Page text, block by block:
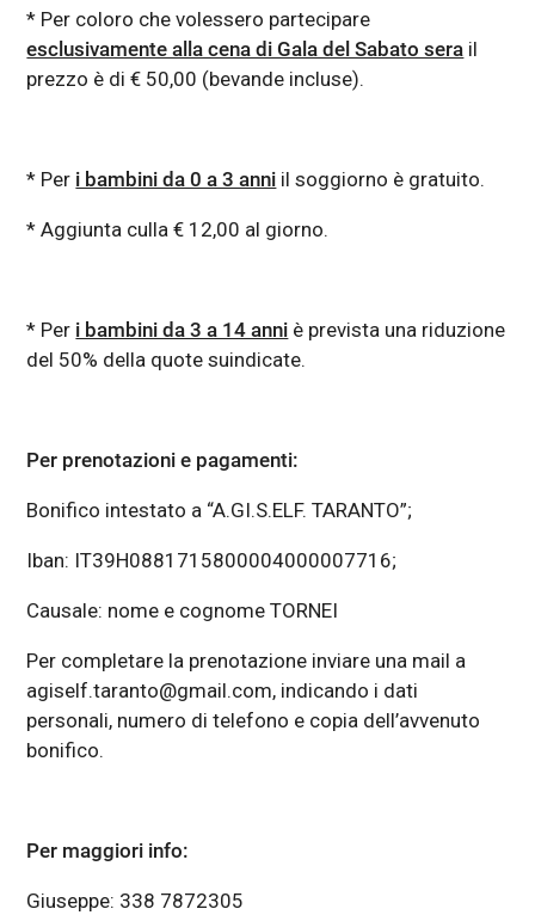
* Per coloro che volessero partecipare
esclusivamente alla cena di Gala del Sabato sera il
prezzo è di € 50,00 (bevande incluse).
* Per i bambini da 0 a 3 anni il soggiorno è gratuito.
* Aggiunta culla € 12,00 al giorno.
* Per i bambini da 3 a 14 anni è prevista una riduzione
del 50% della quote suindicate.
Per prenotazioni e pagamenti:
Bonifico intestato a “A.GI.S.ELF. TARANTO”;
Iban: IT39H0881715800004000007716;
Causale: nome e cognome TORNEI
Per completare la prenotazione inviare una mail a
agiself.taranto@gmail.com, indicando i dati
personali, numero di telefono e copia dell’avvenuto
bonifico.
Per maggiori info:
Giuseppe: 338 7872305